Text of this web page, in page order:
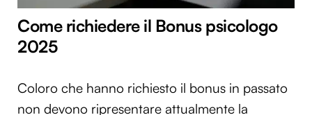
Come richiedere il Bonus psicologo
2025
Coloro che hanno richiesto il bonus in passato
non devono ripresentare attualmente la